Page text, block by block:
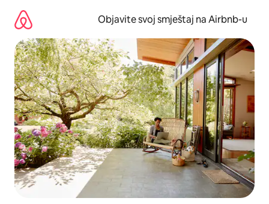
sadržaj
Objavite svoj smještaj na Airbnb-u